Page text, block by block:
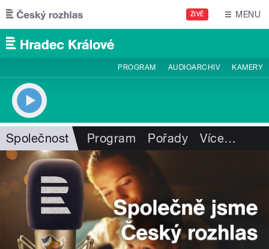
Přejít k hlavnímu obsahu
ŽIVĚ MENU
PROGRAM AUDIOARCHIV KAMERY
Společnost Program Pořady Více…